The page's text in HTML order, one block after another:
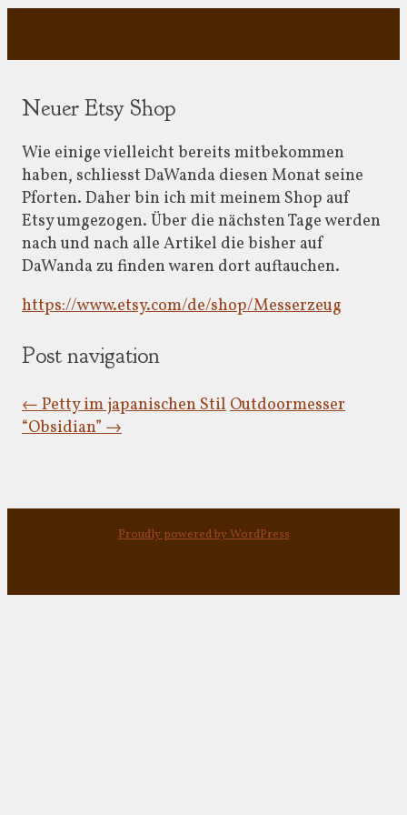
Neuer Etsy Shop
Wie einige vielleicht bereits mitbekommen
haben, schliesst DaWanda diesen Monat seine
Pforten. Daher bin ich mit meinem Shop auf
Etsy umgezogen. Über die nächsten Tage werden
nach und nach alle Artikel die bisher auf
DaWanda zu finden waren dort auftauchen.
https://www.etsy.com/de/shop/Messerzeug
Post navigation
←Petty im japanischen StilOutdoormesser
“Obsidian”→
Proudly powered by WordPress